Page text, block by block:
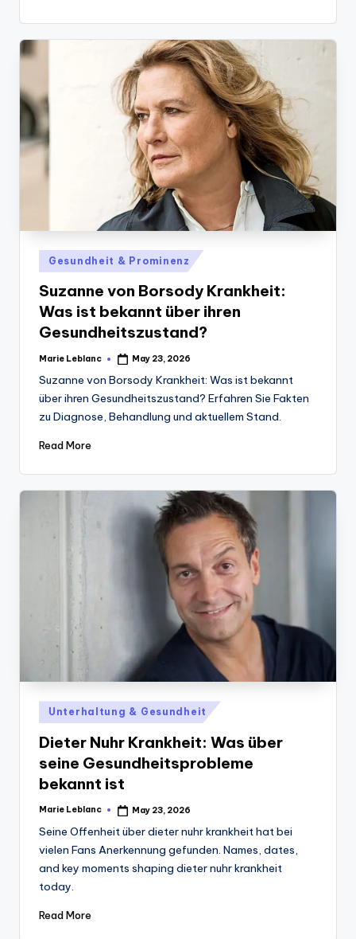
Posted
in
Gesundheit & Prominenz
Suzanne von Borsody Krankheit:
Was ist bekannt über ihren
Gesundheitszustand?
Posted
Marie Leblanc May 23, 2026
Suzanne von Borsody Krankheit: Was ist bekannt
über ihren Gesundheitszustand? Erfahren Sie Fakten
zu Diagnose, Behandlung und aktuellem Stand.
Read More
Posted
in
Unterhaltung & Gesundheit
Dieter Nuhr Krankheit: Was über
seine Gesundheitsprobleme
bekannt ist
Posted
Marie Leblanc May 23, 2026
Seine Offenheit über dieter nuhr krankheit hat bei
vielen Fans Anerkennung gefunden. Names, dates,
and key moments shaping dieter nuhr krankheit
today.
Read More